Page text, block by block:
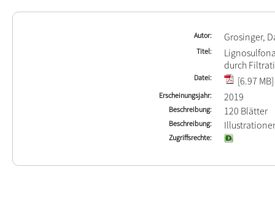
Autor Grosinger,
Titel
durch
Datei [6.97 MB]
Erscheinungsjahr 2019
Beschreibung 120 Blätter
Beschreibung
Zugriffsrechte